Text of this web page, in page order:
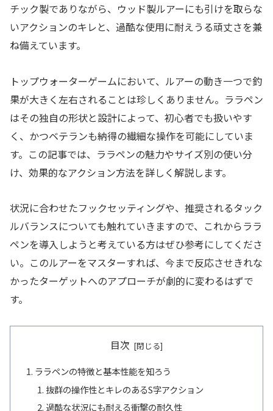
チック製でありながら、ウッド製ルアーにも引けを取らな
いアクションのキレと、過酷な使用に耐えうる頑丈さを兼
ね備えています。
トップウォーターゲームにおいて、ルアーの動き一つで釣
果が大きく左右されることは珍しくありません。ララペン
はその独自の形状と設計によって、初心者でも扱いやす
く、かつベテランも納得の繊細な操作を可能にしていま
す。この記事では、ララペンの魅力やサイズ別の使い分
け、効果的なアクション方法を詳しく解説します。
状況に合わせたフックセッティングや、推奨されるタック
ルバランスについても触れていきますので、これからララ
ペンを導入しようと考えている方はぜひ参考にしてくださ
い。このルアーをマスターすれば、今まで反応させきれな
かったターゲットへのアプローチが劇的に変わるはずで
す。
目次
ララペンの特徴と基本性能を知ろう
抜群の操作性とキレのあるS字アクション
過酷な状況にも耐える衝撃の耐久性